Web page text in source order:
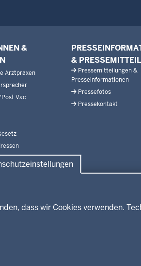
dass wir Cookies verwenden.
&
Arztpraxen
Vac
&
Pressemitteilungen &
Presseinformationen
Pressefotos
Pressekontakt